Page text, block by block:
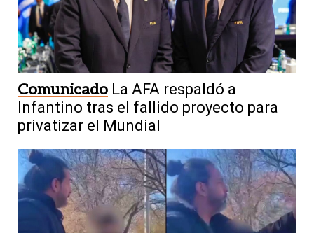
Comunicado La AFA respaldó a
Infantino tras el fallido proyecto para
privatizar el Mundial